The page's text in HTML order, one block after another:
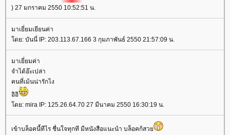
) 27 มกราคม 2550 10:52:51 น.
มาเยี่ยมเยียนค่า
ดย: บันนี่ IP: 203.113.67.166 3 กุมภาพันธ์ 2550 21:57:09 น.
มาเยี่ยมค่า
จำได้อ๊ะเปล่า
คนที่เม้นน่ารักไง
อิอิ
ดย: mira IP: 125.26.64.70 27 มีนาคม 2550 16:30:19 น.
เข้าบล็อคนี้ทีไร ชื่นใจทุกที มีหนังสือแนะนำ บล็อคก้สว